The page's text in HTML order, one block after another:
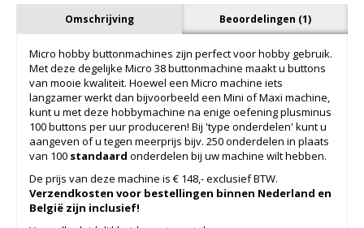
Omschrijving Beoordelingen (1)
Micro hobby buttonmachines zijn perfect voor hobby gebruik.
Met deze degelijke Micro 38 buttonmachine maakt u buttons
van mooie kwaliteit. Hoewel een Micro machine iets
langzamer werkt dan bijvoorbeeld een Mini of Maxi machine,
kunt u met deze hobbymachine na enige oefening plusminus
100 buttons per uur produceren! Bij 'type onderdelen' kunt u
aangeven of u tegen meerprijs bijv. 250 onderdelen in plaats
van 100 standaard onderdelen bij uw machine wilt hebben.
De prijs van deze machine is € 148,- exclusief BTW.
Verzendkosten voor bestellingen binnen Nederland en
België zijn inclusief!